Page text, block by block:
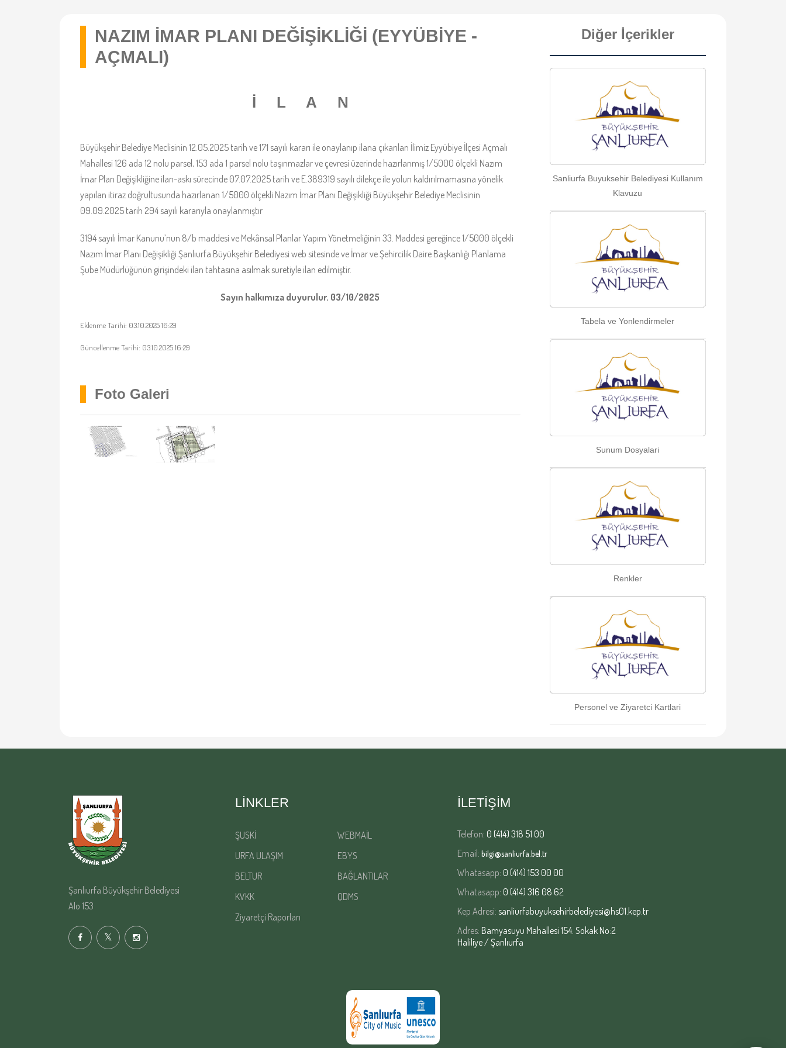
NAZIM İMAR PLANI DEĞİŞİKLİĞİ (EYYÜBİYE -
AÇMALI)
İ L A N
Büyükşehir Belediye Meclisinin 12.05.2025 tarih ve 171 sayılı kararı ile onaylanıp ilana çıkarılan İlimiz Eyyübiye İlçesi Açmalı
Mahallesi 126 ada 12 nolu parsel, 153 ada 1 parsel nolu taşınmazlar ve çevresi üzerinde hazırlanmış 1/5000 ölçekli Nazım
İmar Plan Değişikliğine ilan-askı sürecinde 07.07.2025 tarih ve E.389319 sayılı dilekçe ile yolun kaldırılmamasına yönelik
yapılan itiraz doğrultusunda hazırlanan 1/5000 ölçekli Nazım İmar Planı Değişikliği Büyükşehir Belediye Meclisinin
09.09.2025 tarih 294 sayılı kararıyla onaylanmıştır
3194 sayılı İmar Kanunu’nun 8/b maddesi ve Mekânsal Planlar Yapım Yönetmeliğinin 33. Maddesi gereğince 1/5000 ölçekli
Nazım İmar Planı Değişikliği Şanlıurfa Büyükşehir Belediyesi web sitesinde ve İmar ve Şehircilik Daire Başkanlığı Planlama
Şube Müdürlüğünün girişindeki ilan tahtasına asılmak suretiyle ilan edilmiştir.
Sayın halkımıza duyurulur. 03/10/2025
Eklenme Tarihi: 03.10.2025 16:29
Güncellenme Tarihi: 03.10.2025 16:29
Foto Galeri
Diğer İçerikler
Sanliurfa Buyuksehir Belediyesi Kullanım
Klavuzu
Tabela ve Yonlendirmeler
Sunum Dosyalari
Renkler
Personel ve Ziyaretci Kartlari
Şanlıurfa Büyükşehir Belediyesi
Alo 153
LINKLER
ŞUSKİ
WEBMAİL
URFA ULAŞIM
EBYS
BELTUR
BAĞLANTILAR
KVKK
QDMS
Ziyaretçi Raporları
İLETİŞİM
Telefon: 0 (414) 318 51 00
Email: bilgi@sanliurfa.bel.tr
Whatasapp: 0 (414) 153 00 00
Whatasapp: 0 (414) 316 08 62
Kep Adresi: sanliurfabuyuksehirbelediyesi@hs01.kep.tr
Adres: Bamyasuyu Mahallesi 154. Sokak No:2
Haliliye / Şanlıurfa